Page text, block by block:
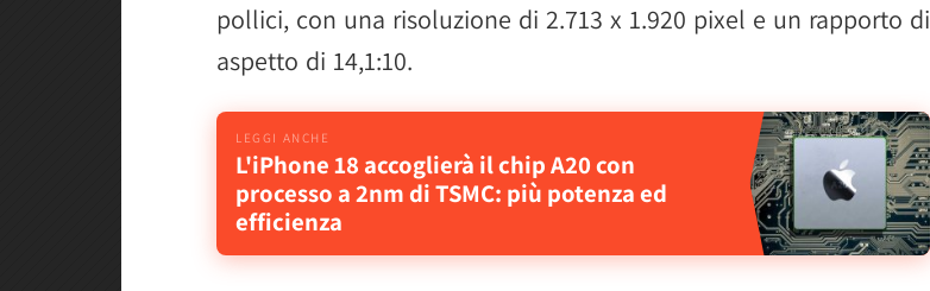
pollici, con una risoluzione di 2.713 x 1.920 pixel e un rapporto di
aspetto di 14,1:10.
L'iPhone 18 accoglierà il chip A20 con
processo a 2nm di TSMC: più potenza ed
efficienza